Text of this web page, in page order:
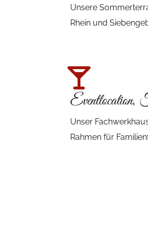
Unsere
Rhein und
Eventlocation,
Unser
Rahmen für